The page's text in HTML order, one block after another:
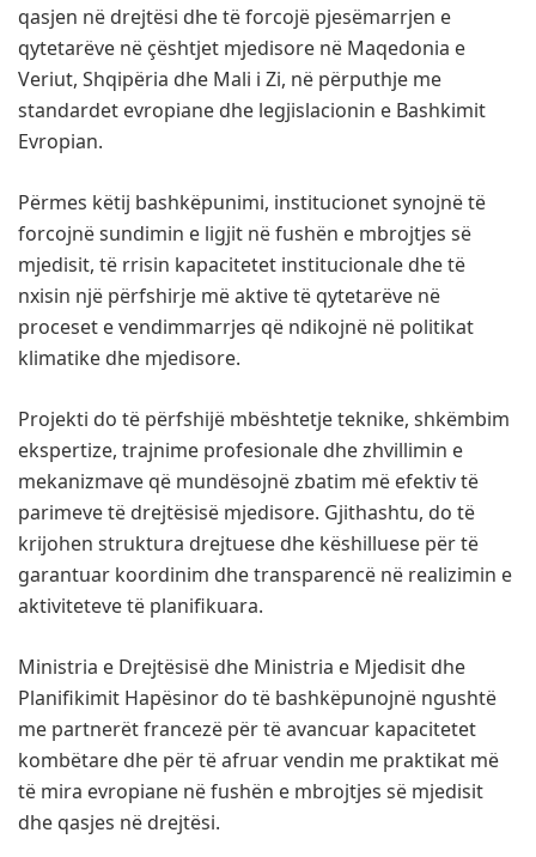
qasjen në drejtësi dhe të forcojë pjesëmarrjen e
qytetarëve në çështjet mjedisore në Maqedonia e
Veriut, Shqipëria dhe Mali i Zi, në përputhje me
standardet evropiane dhe legjislacionin e Bashkimit
Evropian.
Përmes këtij bashkëpunimi, institucionet synojnë të
forcojnë sundimin e ligjit në fushën e mbrojtjes së
mjedisit, të rrisin kapacitetet institucionale dhe të
nxisin një përfshirje më aktive të qytetarëve në
proceset e vendimmarrjes që ndikojnë në politikat
klimatike dhe mjedisore.
Projekti do të përfshijë mbështetje teknike, shkëmbim
ekspertize, trajnime profesionale dhe zhvillimin e
mekanizmave që mundësojnë zbatim më efektiv të
parimeve të drejtësisë mjedisore. Gjithashtu, do të
krijohen struktura drejtuese dhe këshilluese për të
garantuar koordinim dhe transparencë në realizimin e
aktiviteteve të planifikuara.
Ministria e Drejtësisë dhe Ministria e Mjedisit dhe
Planifikimit Hapësinor do të bashkëpunojnë ngushtë
me partnerët francezë për të avancuar kapacitetet
kombëtare dhe për të afruar vendin me praktikat më
të mira evropiane në fushën e mbrojtjes së mjedisit
dhe qasjes në drejtësi.